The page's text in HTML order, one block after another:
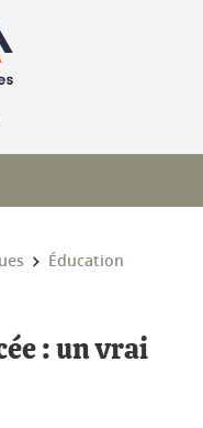
Éducation
: un vrai